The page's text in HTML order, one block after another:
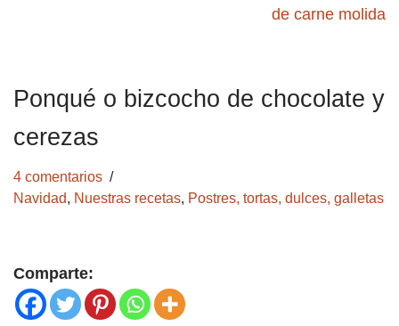
de carne molida
Ponqué o bizcocho de chocolate y
cerezas
4 comentarios
Navidad, Nuestras recetas, Postres, tortas, dulces, galletas
Comparte: